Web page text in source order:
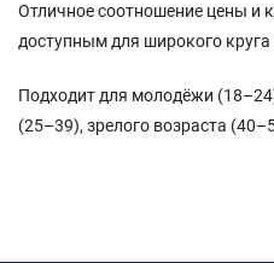
Отличное соотношение цены и
доступным для широкого круга
Подходит для молодёжи
(25–39), зрелого возраста